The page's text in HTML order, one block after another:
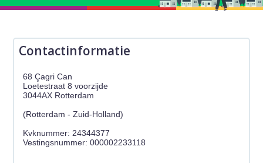
Contactinformatie
68 Çagri Can
Loetestraat 8 voorzijde
3044AX Rotterdam
(Rotterdam - Zuid-Holland)
Kvknummer: 24344377